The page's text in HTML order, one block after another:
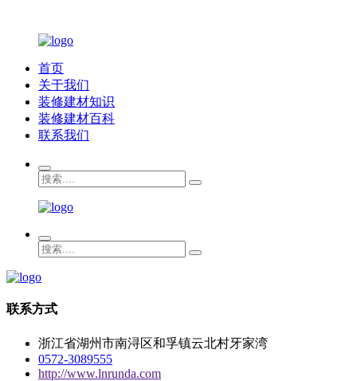
首页
关于我们
装修建材知识
装修建材百科
联系我们
联系方式
浙江省湖州市南浔区和孚镇云北村牙家湾
0572-3089555
http://www.lnrunda.com